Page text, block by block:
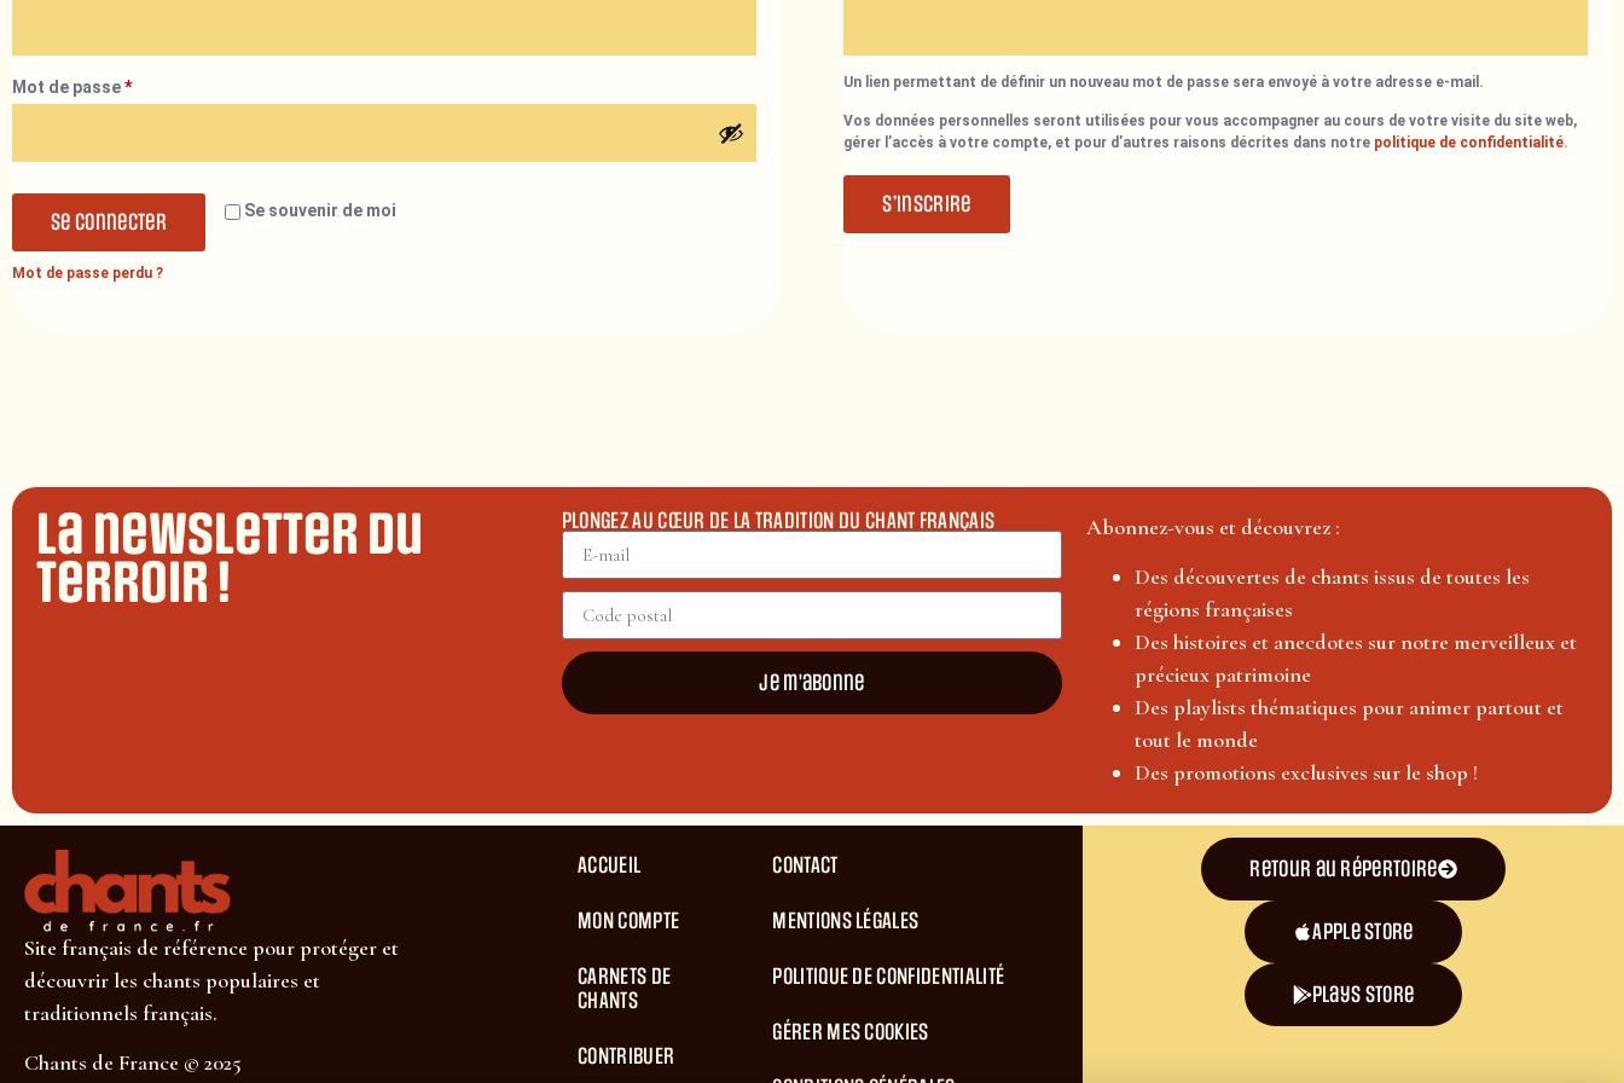
Mot de passe*
Se souvenir de moi
Se connecter
Mot de passe perdu ?
Un lien permettant de définir un nouveau mot de passe sera envoyé à votre adresse e-mail.
Vos données personnelles seront utilisées pour vous accompagner au cours de votre visite du site web,
gérer l’accès à votre compte, et pour d’autres raisons décrites dans notre politique de confidentialité.
S’inscrire
La newsletter du
terroir !
PLONGEZ AU CŒUR DE LA TRADITION DU CHANT FRANÇAIS
Je m'abonne
Abonnez-vous et découvrez :
Des découvertes de chants issus de toutes les
régions françaises
Des histoires et anecdotes sur notre merveilleux et
précieux patrimoine
Des playlists thématiques pour animer partout et
tout le monde
Des promotions exclusives sur le shop !
Site français de référence pour protéger et
découvrir les chants populaires et
traditionnels français.
Chants de France © 2025
ACCUEIL
MON COMPTE
CARNETS DE
CHANTS
CONTRIBUER
CONTACT
MENTIONS LÉGALES
POLITIQUE DE CONFIDENTIALITÉ
GÉRER MES COOKIES
Retour au répertoire
Apple Store
plays store